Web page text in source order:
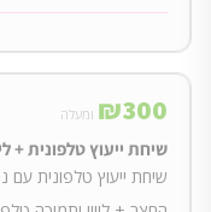
₪300 ומעלה
שיחת ייעוץ טלפונית +
שיחת ייעוץ טלפונית עם